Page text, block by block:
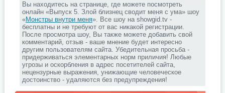
Вы находитесь на странице, где можете посмотреть
онлайн «Выпуск 5. Злой близнец сводит меня с ума» шоу
«Монстры внутри меня». Все шоу на showgid.tv -
бесплатны и не требуют от вас никакой регистрации.
После просмотра шоу, Вы также можете добавить свой
комментарий, отзыв - ваше мнение будет интересно
другим пользователям сайта. Убедительная просьба -
придерживаться элементарных норм приличия! Любые
угрозы и оскорбления в адрес посетителей сайта,
нецензурные выражения, унижающие человеческое
достоинство - удаляются без предупреждения!